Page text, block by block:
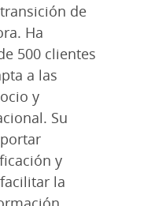
de
Ha
500 clientes
a las
y
Su
y
la